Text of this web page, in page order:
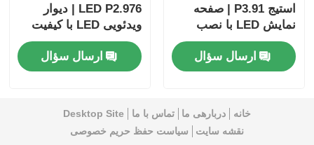
استیج P3.91 | صفحه
نمایش LED با نصب
بدون ابزار و افزونگی
ارسال سؤال
LED P2.976 | دیوار
ویدئویی LED با کیفیت
پخش برای جشنواره ها
ارسال سؤال
خانه دربارهی ما تماس با ما
Desktop Site
نقشه سایت
سیاست حفظ حریم خصوصی